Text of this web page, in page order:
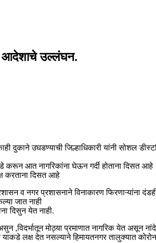
आदेशाचे उल्लंघन.
दुकाने उघडण्याची जिल्हाधिकारी यांनी सोशल
करून आत नागरिकांना घेऊन गर्दी होताना दिसत आहे
करताना दिसत आहे
व नगर प्रशासनाने विनाकारण फिरणाऱ्यांना
जात नाही
दिसुन येत नाही.
,विदर्भातून मोठ्या प्रमाणात नागरिक येत
लक्ष देत नसल्याने हिमायतनगर तालुक्यात